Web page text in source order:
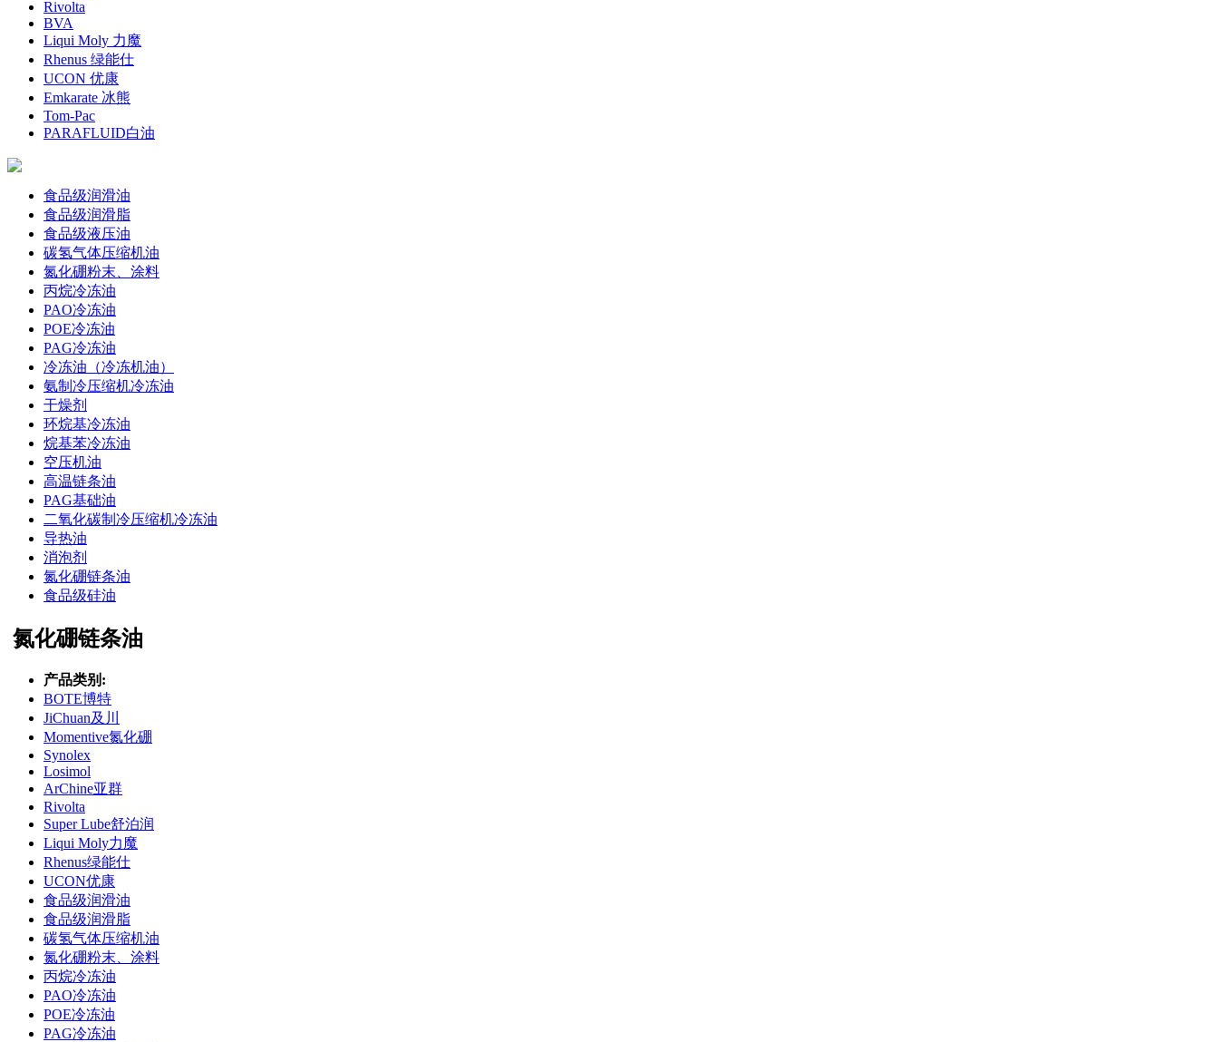
Rivolta
BVA
Liqui Moly 力魔
Rhenus 绿能仕
UCON 优康
Emkarate 冰熊
Tom-Pac
PARAFLUID白油
食品级润滑油
食品级润滑脂
食品级液压油
碳氢气体压缩机油
氮化硼粉末、涂料
丙烷冷冻油
PAO冷冻油
POE冷冻油
PAG冷冻油
冷冻油（冷冻机油）
氨制冷压缩机冷冻油
干燥剂
环烷基冷冻油
烷基苯冷冻油
空压机油
高温链条油
PAG基础油
二氧化碳制冷压缩机冷冻油
导热油
消泡剂
氮化硼链条油
食品级硅油
氮化硼链条油
产品类别:
BOTE博特
JiChuan及川
Momentive氮化硼
Synolex
Losimol
ArChine亚群
Rivolta
Super Lube舒泊润
Liqui Moly力魔
Rhenus绿能仕
UCON优康
食品级润滑油
食品级润滑脂
碳氢气体压缩机油
氮化硼粉末、涂料
丙烷冷冻油
PAO冷冻油
POE冷冻油
PAG冷冻油